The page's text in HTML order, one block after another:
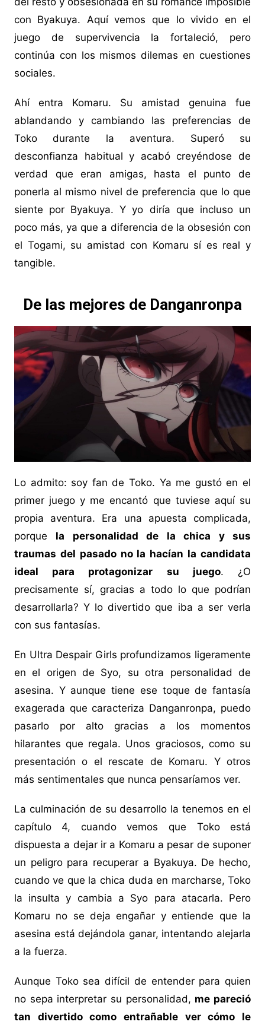
con Byakuya. Aquí vemos que lo vivido en el
juego de supervivencia la fortaleció, pero
continúa con los mismos dilemas en cuestiones
sociales.
Ahí entra Komaru. Su amistad genuina fue
ablandando y cambiando las preferencias de
Toko durante la aventura. Superó su
desconfianza habitual y acabó creyéndose de
verdad que eran amigas, hasta el punto de
ponerla al mismo nivel de preferencia que lo que
siente por Byakuya. Y yo diría que incluso un
poco más, ya que a diferencia de la obsesión con
el Togami, su amistad con Komaru sí es real y
tangible.
De las mejores de Danganronpa
Lo admito: soy fan de Toko. Ya me gustó en el
primer juego y me encantó que tuviese aquí su
propia aventura. Era una apuesta complicada,
porque la personalidad de la chica y sus
traumas del pasado no la hacían la candidata
ideal para protagonizar su juego. ¿O
precisamente sí, gracias a todo lo que podrían
desarrollarla? Y lo divertido que iba a ser verla
con sus fantasías.
En Ultra Despair Girls profundizamos ligeramente
en el origen de Syo, su otra personalidad de
asesina. Y aunque tiene ese toque de fantasía
exagerada que caracteriza Danganronpa, puedo
pasarlo por alto gracias a los momentos
hilarantes que regala. Unos graciosos, como su
presentación o el rescate de Komaru. Y otros
más sentimentales que nunca pensaríamos ver.
La culminación de su desarrollo la tenemos en el
capítulo 4, cuando vemos que Toko está
dispuesta a dejar ir a Komaru a pesar de suponer
un peligro para recuperar a Byakuya. De hecho,
cuando ve que la chica duda en marcharse, Toko
la insulta y cambia a Syo para atacarla. Pero
Komaru no se deja engañar y entiende que la
asesina está dejándola ganar, intentando alejarla
a la fuerza.
Aunque Toko sea difícil de entender para quien
no sepa interpretar su personalidad, me pareció
tan divertido como entrañable ver cómo le